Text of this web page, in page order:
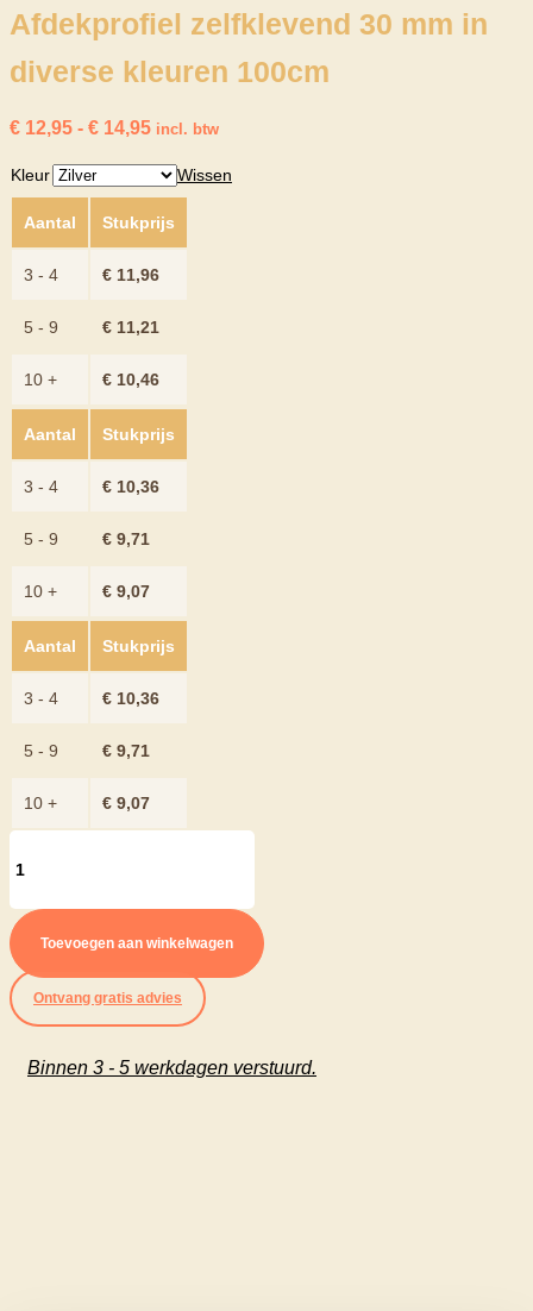
Afdekprofiel zelfklevend 30 mm in
diverse kleuren 100cm
€ 12,95 - € 14,95Prijsklasse:
tot
incl. btw
Kleur Wissen
Aantal Stukprijs
3 - 4 € 11,96
5 - 9 € 11,21
10 + € 10,46
Aantal Stukprijs
3 - 4 € 10,36
5 - 9 € 9,71
10 + € 9,07
Aantal Stukprijs
3 - 4 € 10,36
5 - 9 € 9,71
10 + € 9,07
30
mm
in
kleuren
Toevoegen aan winkelwagen
Ontvang gratis advies
Binnen 3 - 5 werkdagen verstuurd.